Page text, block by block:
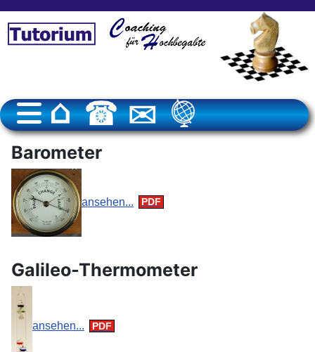
Barometer
ansehen...
Galileo-Thermometer
ansehen...